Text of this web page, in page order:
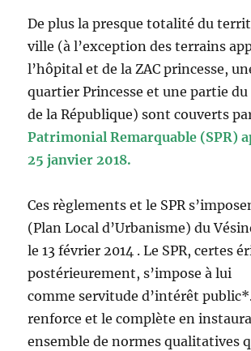
De plus la presque totalité du
ville (à l’exception des terrains
l’hôpital et de la ZAC princesse,
quartier Princesse et une partie
de la République) sont couverts
Patrimonial Remarquable (SPR)
25 janvier 2018.
Ces règlements et le SPR
(Plan Local d’Urbanisme) du
le 13 février 2014 . Le SPR, certes
postérieurement, s’impose à lui
comme servitude d’intérêt
renforce et le complète en
ensemble de normes qualitatives